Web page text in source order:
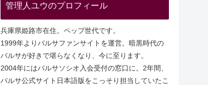
管理人ユウのプロフィール
兵庫県姫路市在住。ペップ世代です。
1999年よりバルサファンサイトを運営。暗黒時代の
バルサが好きで堪らなくなり、今に至ります。
2004年にはバルサソシオ入会受付の窓口に。2年間、
バルサ公式サイト日本語版をこっそり担当していたこ